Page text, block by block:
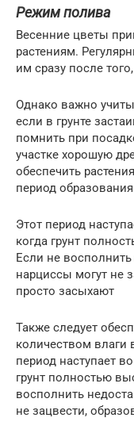
Режим полива
Весенние цветы
растениям.
им сразу после
Однако важно
если в грунте
помнить при
участке хорошую
обеспечить
период
Этот период
когда грунт
Если не
нарциссы могут не
просто засыхают
Также следует
количеством влаги
период наступает
грунт полностью
восполнить
не зацвести,